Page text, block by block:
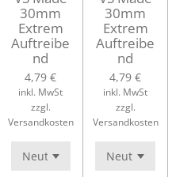
30mm
Extrem
Auftreibe
nd
4,79 €
inkl. MwSt
zzgl.
Versandkosten
30mm
Extrem
Auftreibe
nd
4,79 €
inkl. MwSt
zzgl.
Versandkosten